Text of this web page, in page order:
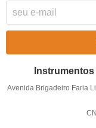
Avenida Brigadeiro Faria